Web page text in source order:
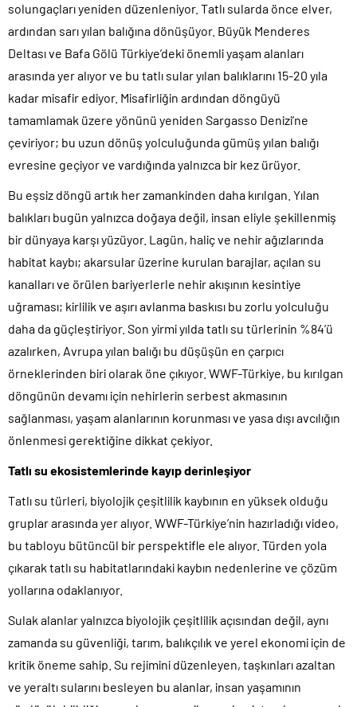
solungaçları yeniden düzenleniyor. Tatlı sularda önce elver,
ardından sarı yılan balığına dönüşüyor. Büyük Menderes
Deltası ve Bafa Gölü Türkiye’deki önemli yaşam alanları
arasında yer alıyor ve bu tatlı sular yılan balıklarını 15-20 yıla
kadar misafir ediyor. Misafirliğin ardından döngüyü
tamamlamak üzere yönünü yeniden Sargasso Denizi’ne
çeviriyor; bu uzun dönüş yolculuğunda gümüş yılan balığı
evresine geçiyor ve vardığında yalnızca bir kez ürüyor.
Bu eşsiz döngü artık her zamankinden daha kırılgan. Yılan
balıkları bugün yalnızca doğaya değil, insan eliyle şekillenmiş
bir dünyaya karşı yüzüyor. Lagün, haliç ve nehir ağızlarında
habitat kaybı; akarsular üzerine kurulan barajlar, açılan su
kanalları ve örülen bariyerlerle nehir akışının kesintiye
uğraması; kirlilik ve aşırı avlanma baskısı bu zorlu yolculuğu
daha da güçleştiriyor. Son yirmi yılda tatlı su türlerinin %84’ü
azalırken, Avrupa yılan balığı bu düşüşün en çarpıcı
örneklerinden biri olarak öne çıkıyor. WWF-Türkiye, bu kırılgan
döngünün devamı için nehirlerin serbest akmasının
sağlanması, yaşam alanlarının korunması ve yasa dışı avcılığın
önlenmesi gerektiğine dikkat çekiyor.
Tatlı su ekosistemlerinde kayıp derinleşiyor
Tatlı su türleri, biyolojik çeşitlilik kaybının en yüksek olduğu
gruplar arasında yer alıyor. WWF-Türkiye’nin hazırladığı video,
bu tabloyu bütüncül bir perspektifle ele alıyor. Türden yola
çıkarak tatlı su habitatlarındaki kaybın nedenlerine ve çözüm
yollarına odaklanıyor.
Sulak alanlar yalnızca biyolojik çeşitlilik açısından değil, aynı
zamanda su güvenliği, tarım, balıkçılık ve yerel ekonomi için de
kritik öneme sahip. Su rejimini düzenleyen, taşkınları azaltan
ve yeraltı sularını besleyen bu alanlar, insan yaşamının